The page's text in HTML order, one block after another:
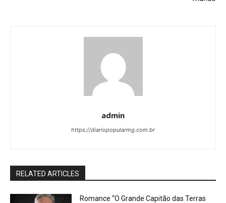
admin
https://diariopopularmg.com.br
RELATED ARTICLES
Romance “O Grande Capitão das Terras